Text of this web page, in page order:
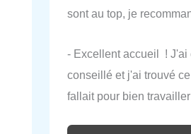
sont au top, je
- Excellent accueil ! J'ai
conseillé et j'ai trouvé
fallait pour bien